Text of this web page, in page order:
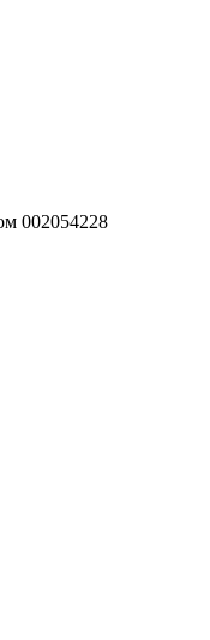
002054228